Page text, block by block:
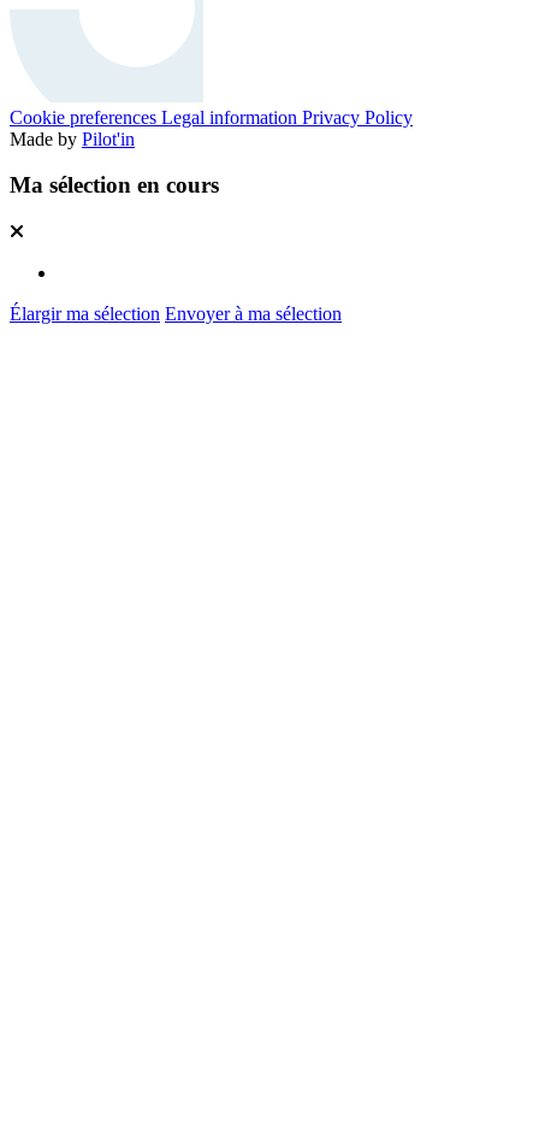
Cookie preferences Legal information Privacy Policy
Made by Pilot'in
Ma sélection en cours
Élargir ma sélection Envoyer à ma sélection